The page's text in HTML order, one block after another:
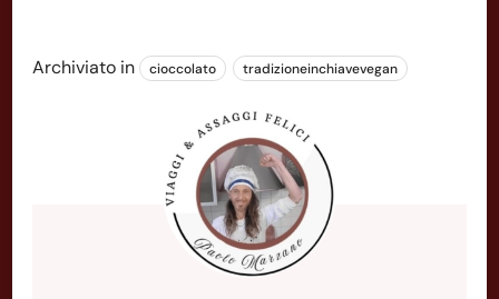
Archiviato in cioccolato tradizioneinchiavevegan